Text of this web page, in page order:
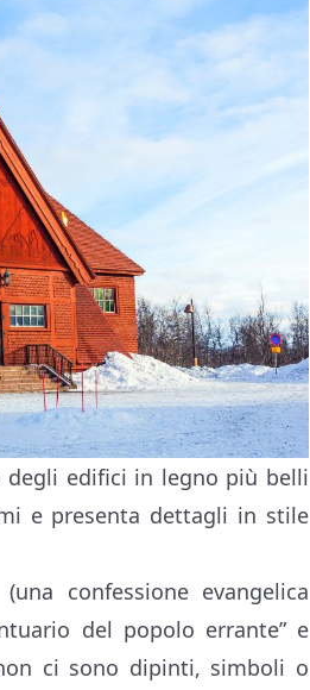
degli edifici in legno più belli
e presenta dettagli in stile
confessione evangelica
del popolo errante” e
ci sono dipinti, simboli o